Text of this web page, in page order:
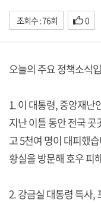
조회수 : 76회 0
오늘의 주요 정책소식
1. 이 대통령, 중앙재난
지난 이틀 동안 전국
고 5천여 명이 대피했
황실을 방문해 호우 피
2. 강금실 대통령 특사,